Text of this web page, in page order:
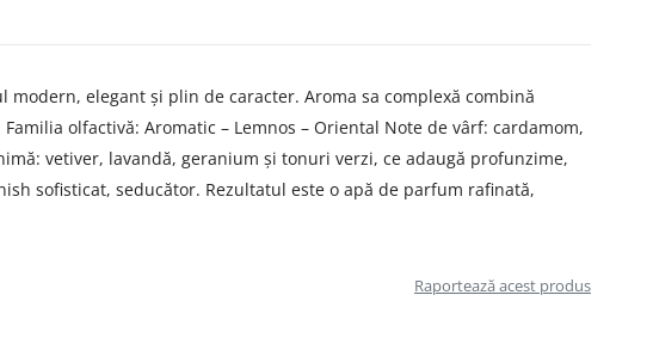
elegant și plin de caracter. Aroma sa complexă combină
olfactivă: Aromatic – Lemnos – Oriental Note de vârf: cardamom,
vetiver, lavandă, geranium și tonuri verzi, ce adaugă profunzime,
sofisticat, seducător. Rezultatul este o apă de parfum rafinată,
Raportează acest produs